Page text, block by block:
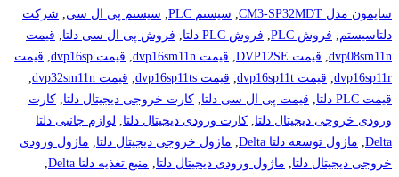
سایمون مدل CM3-SP32MDT
, سیستم PLC , سیستم پی ال سی, شرکت
دلتاسیستم, فروش PLC , فروش PLC دلتا , فروش پی ال سی دلتا, قیمت
dvp08sm11n
, قیمت DVP12SE , قیمت dvp16sm11n , قیمت dvp16sp , قیمت
dvp16sp11r
, قیمت dvp16sp11t , قیمت dvp16sp11ts , قیمت dvp32sm11n
,
قیمت PLC دلتا
, قیمت پی ال سی دلتا, کارت خروجی دیجیتال دلتا, کارت
ورودی خروجی دیجیتال دلتا, کارت ورودی دیجیتال دلتا, لوازم جانبی دلتا
Delta
, ماژول توسعه دلتا Delta , ماژول خروجی دیجیتال دلتا, ماژول ورودی
خروجی دیجیتال دلتا, ماژول ورودی دیجیتال دلتا, منبع تغذیه دلتا Delta
,